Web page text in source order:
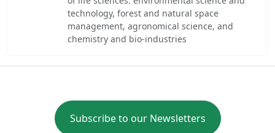
technology, forest and natural space
management, agronomical science, and
chemistry and bio-industries
Subscribe to our Newsletters